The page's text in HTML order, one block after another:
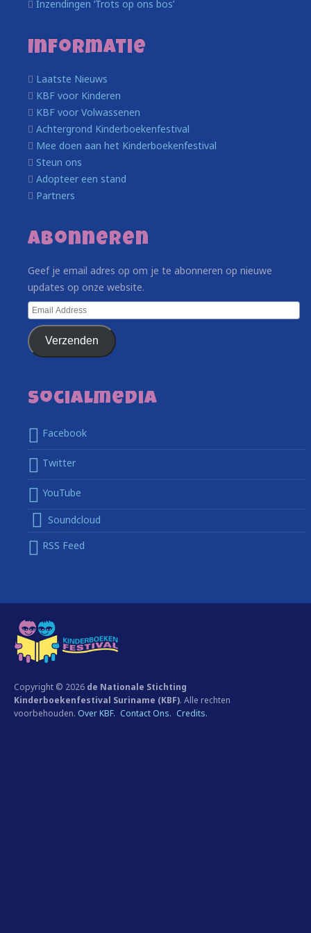
Inzendingen ‘Trots op ons bos’
Informatie
Laatste Nieuws
KBF voor Kinderen
KBF voor Volwassenen
Achtergrond Kinderboekenfestival
Mee doen aan het Kinderboekenfestival
Steun ons
Adopteer een stand
Partners
Abonneren
Geef je email adres op om je te abonneren op nieuwe
updates op onze website.
Email
Address
Verzenden
Socialmedia
Facebook
Twitter
YouTube
Soundcloud
RSS Feed
Copyright © 2026 de Nationale Stichting
Kinderboekenfestival Suriname (KBF). Alle rechten
voorbehouden. Over KBF. Contact Ons. Credits.